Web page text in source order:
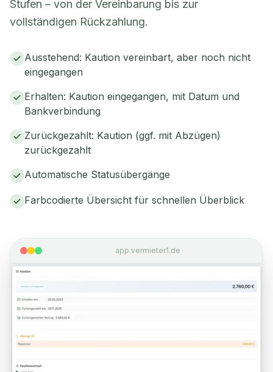
Stufen – von der Vereinbarung bis zur
vollständigen Rückzahlung.
Ausstehend: Kaution vereinbart, aber noch nicht
eingegangen
Erhalten: Kaution eingegangen, mit Datum und
Bankverbindung
Zurückgezahlt: Kaution (ggf. mit Abzügen)
zurückgezahlt
Automatische Statusübergänge
Farbcodierte Übersicht für schnellen Überblick
app.vermieter1.de